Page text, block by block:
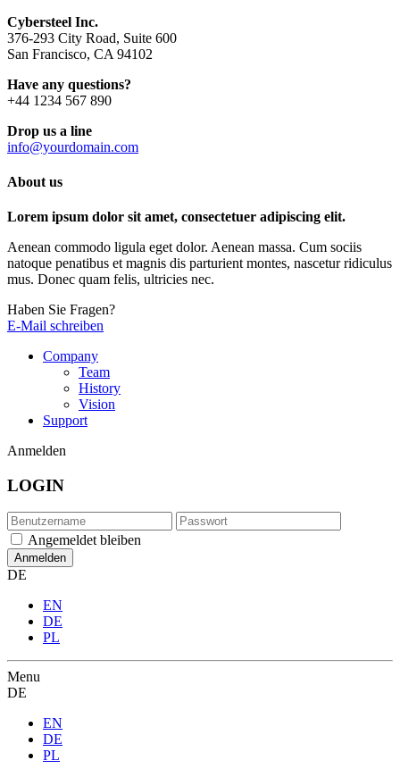
Cybersteel Inc.
376-293 City Road, Suite 600
San Francisco, CA 94102
Have any questions?
+44 1234 567 890
Drop us a line
info@yourdomain.com
About us
Lorem ipsum dolor sit amet, consectetuer adipiscing elit.
Aenean commodo ligula eget dolor. Aenean massa. Cum sociis
natoque penatibus et magnis dis parturient montes, nascetur ridiculus
mus. Donec quam felis, ultricies nec.
Haben Sie Fragen?
E-Mail schreiben
Company
Team
History
Vision
Support
Anmelden
LOGIN
Angemeldet bleiben
DE
EN
DE
PL
Menu
DE
EN
DE
PL